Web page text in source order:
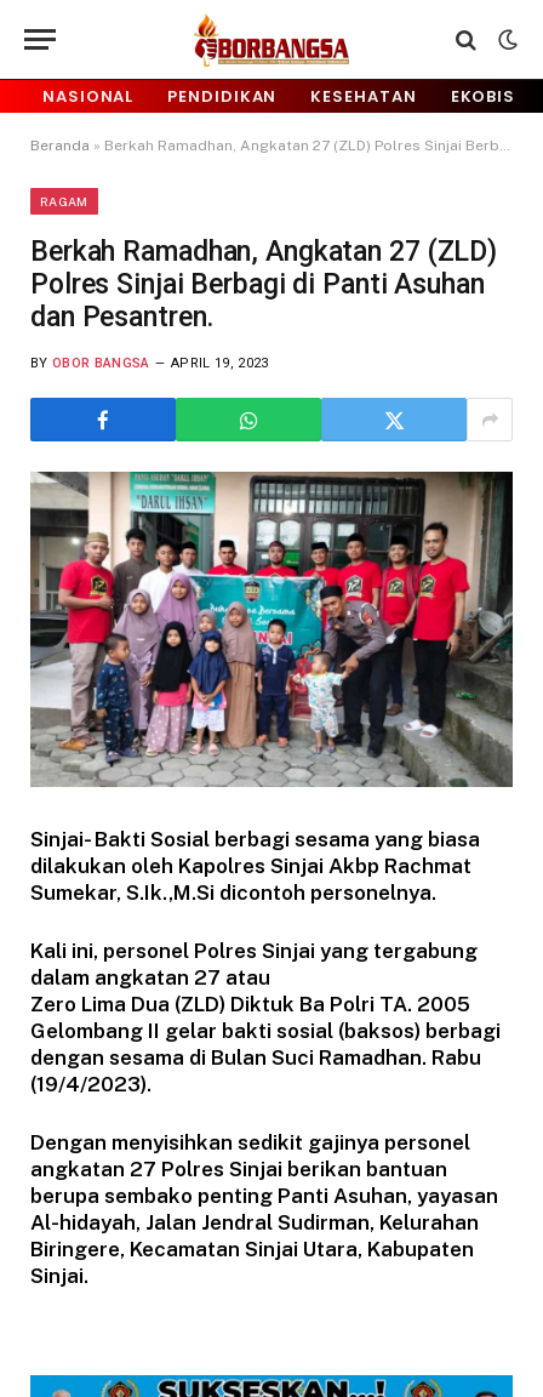
NASIONAL PENDIDIKAN KESEHATAN EKOBIS
Beranda » Berkah Ramadhan, Angkatan 27 (ZLD) Polres Sinjai Berbagi di Panti Asuhan dan Pesantren.
RAGAM
Berkah Ramadhan, Angkatan 27 (ZLD)
Polres Sinjai Berbagi di Panti Asuhan
dan Pesantren.
BY OBOR BANGSA APRIL 19, 2023
Sinjai- Bakti Sosial berbagi sesama yang biasa
dilakukan oleh Kapolres Sinjai Akbp Rachmat
Sumekar, S.Ik.,M.Si dicontoh personelnya.
Kali ini, personel Polres Sinjai yang tergabung
dalam angkatan 27 atau
Zero Lima Dua (ZLD) Diktuk Ba Polri TA. 2005
Gelombang II gelar bakti sosial (baksos) berbagi
dengan sesama di Bulan Suci Ramadhan. Rabu
(19/4/2023).
Dengan menyisihkan sedikit gajinya personel
angkatan 27 Polres Sinjai berikan bantuan
berupa sembako penting Panti Asuhan, yayasan
Al-hidayah, Jalan Jendral Sudirman, Kelurahan
Biringere, Kecamatan Sinjai Utara, Kabupaten
Sinjai.